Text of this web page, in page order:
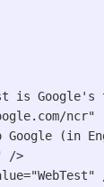
is Google's
ncr"
Google (in
/>